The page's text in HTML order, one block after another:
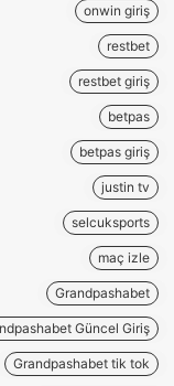
onwin giriş
restbet
restbet giriş
betpas
betpas giriş
justin tv
selcuksports
maç izle
Grandpashabet
Güncel Giriş
Grandpashabet tik tok